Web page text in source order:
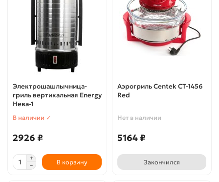
Электрошашлычница-
гриль вертикальная Energy
Нева-1
В наличии ✓
2926 ₽
В корзину
Аэрогриль Centek CT-1456
Red
Нет в наличии
5164 ₽
Закончился